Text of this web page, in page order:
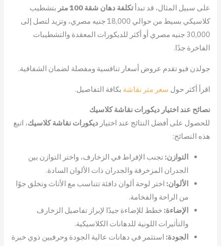
على سبيل المثال، قد تبدأتكلفة دهان شقة 100 متر
بتشطيب
كلاسيكي بسيط من حوالي 18,000 جنيه مصري، وتزيد لتصل إلى
30,000 جنيه مصري أو أكثر للديكورات المعقدة والتشطيبات
الفاخرة جدًا.
جولدن فيو تقدم عروض أسعار تنافسية ومفصلة لضمان الشفافية.
اقرأ أكثر حول سعر متر نقاشة بكافة التفاصيل.
نصائح عند اختيار ديكورات نقاشة كلاسيك
للحصول على أفضل النتائج عند اختيارديكورات نقاشة كلاسيك، اتبع
هذه النصائح:
التوازن: تجنب الإفراط في الزخارف، واختر التوازن بين
الجدران المزخرفة والجدران ذات الألوان السادة.
الألوان: اختر لوحة ألوان دافئة تتناسب مع الأثاث وتخلق جوًا
من الراحة والفخامة.
الإضاءة: خطط للإضاءة جيدًا لإبراز تفاصيل الزخارف
والتأثيرات اللونية للدهانات الكلاسيكية.
الجودة: استثمر في دهانات عالية الجودة وحرفيين ذوي خبرة